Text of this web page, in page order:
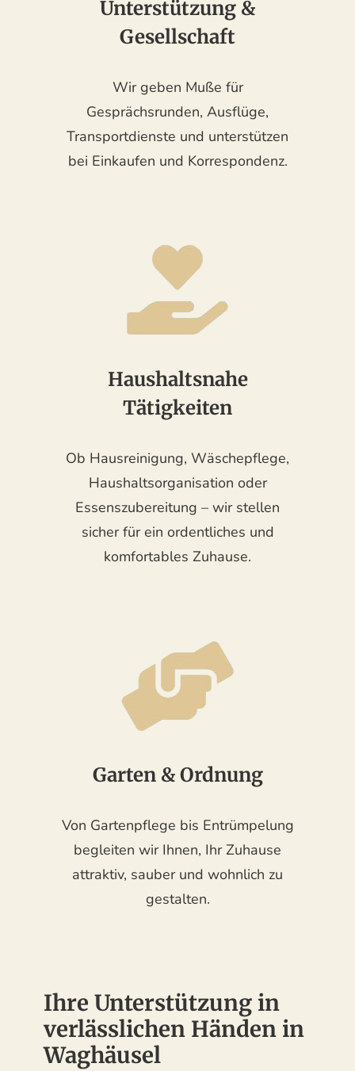
Unterstützung &
Gesellschaft
Wir geben Muße für
Gesprächsrunden, Ausflüge,
Transportdienste und unterstützen
bei Einkaufen und Korrespondenz.
Haushaltsnahe
Tätigkeiten
Ob Hausreinigung, Wäschepflege,
Haushaltsorganisation oder
Essenszubereitung – wir stellen
sicher für ein ordentliches und
komfortables Zuhause.
Garten & Ordnung
Von Gartenpflege bis Entrümpelung
begleiten wir Ihnen, Ihr Zuhause
attraktiv, sauber und wohnlich zu
gestalten.
Ihre Unterstützung in
verlässlichen Händen in
Waghäusel